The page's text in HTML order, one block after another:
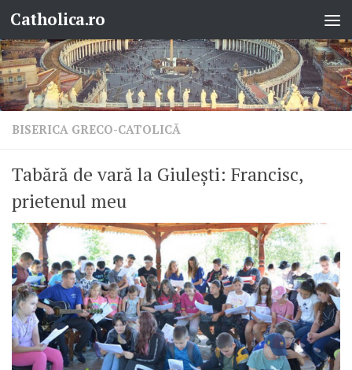
Skip to content
Catholica.ro
BISERICA GRECO-CATOLICĂ
Tabără de vară la Giulești: Francisc,
prietenul meu